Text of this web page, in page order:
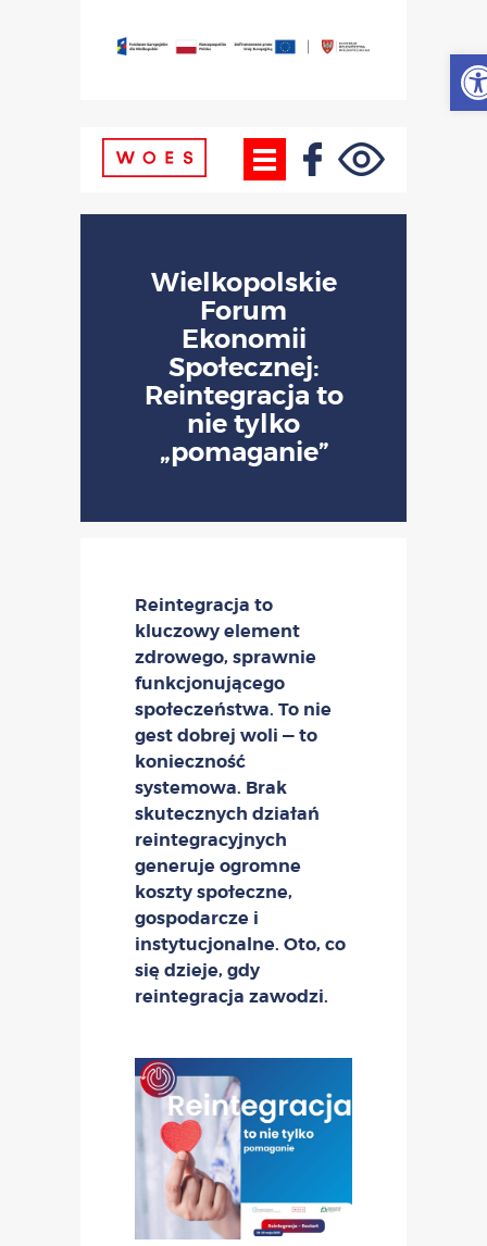
Wielkopolskie
Forum
Ekonomii
Społecznej:
Reintegracja to
nie tylko
„pomaganie”
Reintegracja to
kluczowy element
zdrowego, sprawnie
funkcjonującego
społeczeństwa. To nie
gest dobrej woli — to
konieczność
systemowa. Brak
skutecznych działań
reintegracyjnych
generuje ogromne
koszty społeczne,
gospodarcze i
instytucjonalne. Oto, co
się dzieje, gdy
reintegracja zawodzi.